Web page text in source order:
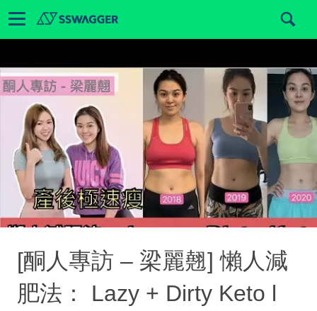
[酮人專訪 – 梁麗翹] 懶人減
肥法： Lazy + Dirty Keto l